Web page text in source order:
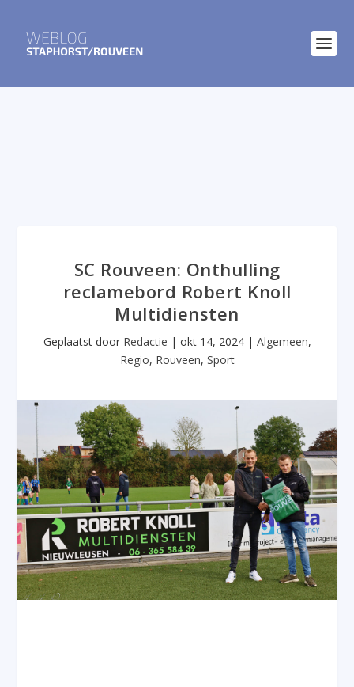
SC Rouveen: Onthulling
reclamebord Robert Knoll
Multidiensten
Geplaatst door Redactie | okt 14, 2024| Algemeen,
Regio, Rouveen, Sport